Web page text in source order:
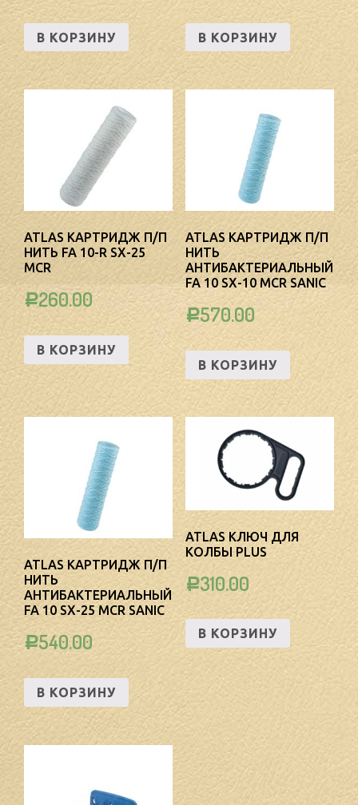
В КОРЗИНУ В КОРЗИНУ
ATLAS КАРТРИДЖ П/П
НИТЬ FA 10-R SX-25
MCR
Р260.00
В КОРЗИНУ
ATLAS КАРТРИДЖ П/П
НИТЬ
АНТИБАКТЕРИАЛЬНЫЙ
FA 10 SX-10 MCR SANIC
Р570.00
В КОРЗИНУ
ATLAS КАРТРИДЖ П/П
НИТЬ
АНТИБАКТЕРИАЛЬНЫЙ
FA 10 SX-25 MCR SANIC
Р540.00
В КОРЗИНУ
ATLAS КЛЮЧ ДЛЯ
КОЛБЫ PLUS
Р310.00
В КОРЗИНУ